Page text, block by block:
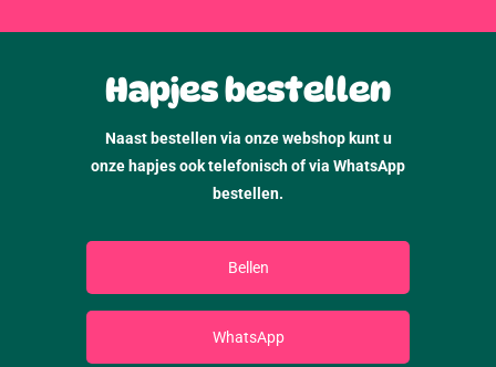
Hapjes bestellen
Naast bestellen via onze webshop kunt u
onze hapjes ook telefonisch of via WhatsApp
bestellen.
Bellen
WhatsApp